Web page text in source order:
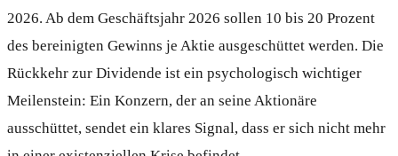
2026. Ab dem Geschäftsjahr 2026 sollen 10 bis 20 Prozent
des bereinigten Gewinns je Aktie ausgeschüttet werden. Die
Rückkehr zur Dividende ist ein psychologisch wichtiger
Meilenstein: Ein Konzern, der an seine Aktionäre
ausschüttet, sendet ein klares Signal, dass er sich nicht mehr